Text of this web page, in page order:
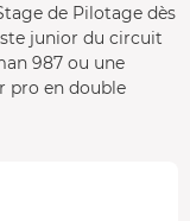
de Pilotage dès
junior du circuit
987 ou une
pro en double